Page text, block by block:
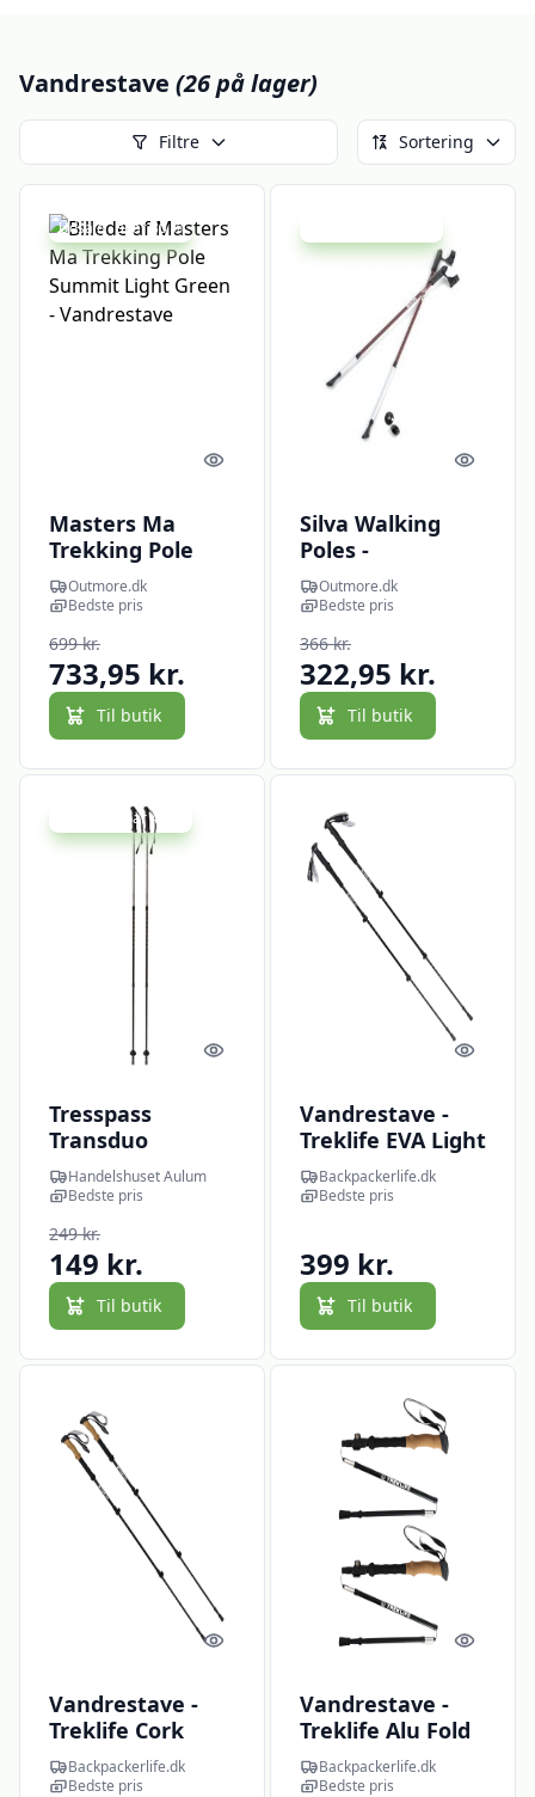
Vandrestave (26 på lager)
Filtre Sortering
Udsalg - spar 30 %
Quick look
Masters Ma
Trekking Pole
Summit Light
Green -
Outmore.dk
Bedste pris
699 kr.
733,95 kr.
Til butik
Quick
Silva Walking
Poles -
Vandrestave
Outmore.dk
Bedste pris
366 kr.
322,95 kr.
Til butik
Udsalg - spar 40 %
Quick look
Tresspass
Transduo
Vandrestave sæt
Handelshuset Aulum
Bedste pris
249 kr.
149 kr.
Til butik
Quick
Vandrestave -
Treklife EVA Light
Backpackerlife.dk
Bedste pris
399 kr.
Til butik
Quick look
Vandrestave -
Treklife Cork
Light
Backpackerlife.dk
Bedste pris
Quick
Vandrestave -
Treklife Alu Fold
Cork
Backpackerlife.dk
Bedste pris